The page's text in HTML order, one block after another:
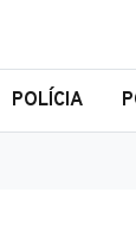
POLÍCIA